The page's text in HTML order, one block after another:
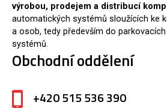
výrobou, prodejem a distribucí
automatických systémů sloužících ke
a osob, tedy především do
systémů.
Obchodní oddělení
+420 515 536 390